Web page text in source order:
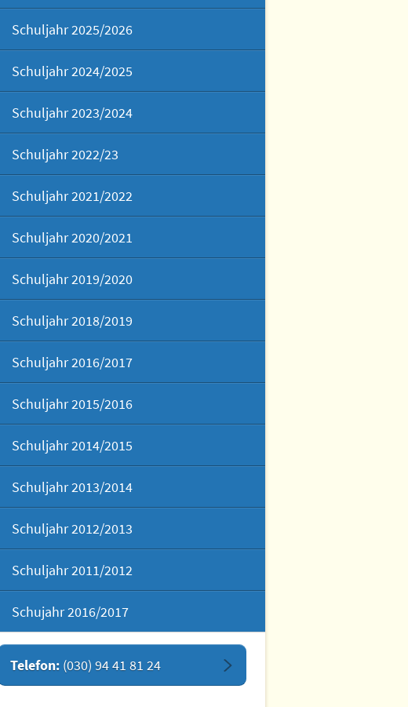
Schuljahr 2025/2026
Schuljahr 2024/2025
Schuljahr 2023/2024
Schuljahr 2022/23
Schuljahr 2021/2022
Schuljahr 2020/2021
Schuljahr 2019/2020
Schuljahr 2018/2019
Schuljahr 2016/2017
Schuljahr 2015/2016
Schuljahr 2014/2015
Schuljahr 2013/2014
Schuljahr 2012/2013
Schuljahr 2011/2012
Schujahr 2016/2017
Telefon: (030) 94 41 81 24